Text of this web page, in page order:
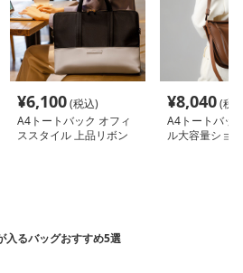
¥6,100(税込)
A4トートバック オフィ
ススタイル 上品リボン
¥8,040(税
A4トートバッ
ル大容量ショ
入るバッグおすすめ5選